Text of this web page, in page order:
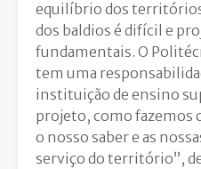
equilíbrio dos
dos baldios é difícil e
fundamentais. O
tem uma
instituição de ensino
projeto, como fazemos
o nosso saber e as
serviço do território”,